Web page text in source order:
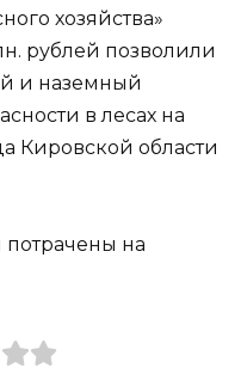
хозяйства»
рублей позволили
и наземный
в лесах на
Кировской области
на